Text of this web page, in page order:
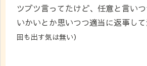
ツブツ言ってたけど、任意と言い
いかいとか思いつつ適当に返事して
回も出す気は無い）